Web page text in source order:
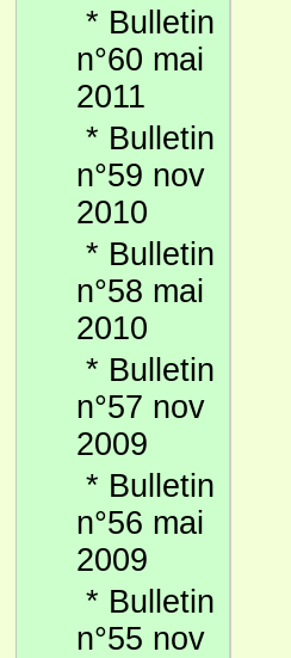
* Bulletin
n°60 mai
2011
* Bulletin
n°59 nov
2010
* Bulletin
n°58 mai
2010
* Bulletin
n°57 nov
2009
* Bulletin
n°56 mai
2009
* Bulletin
n°55 nov